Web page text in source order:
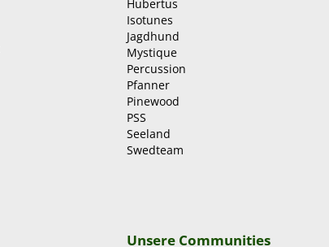
Hubertus
Isotunes
Jagdhund
Mystique
Percussion
Pfanner
Pinewood
PSS
Seeland
Swedteam
Unsere Communities